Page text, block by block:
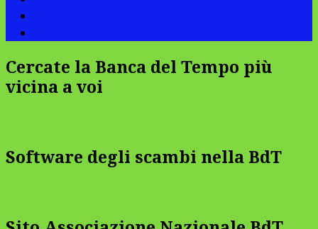
Cercate la Banca del Tempo più
vicina a voi
Software degli scambi nella BdT